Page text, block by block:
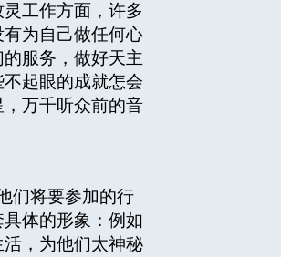
工作方面，许多
为自己做任何心
服务，做好天主
起眼的成就怎会
万千听众前的音
们将要参加的行
体的形象：例如
，为他们太神秘